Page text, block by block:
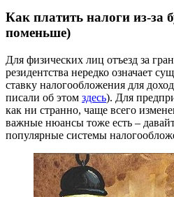
Как платить налоги из-за
поменьше)
Для физических лиц отъезд за
резидентства нередко означает
ставку налогообложения для
писали об этом здесь). Для
как ни странно, чаще всего
важные нюансы тоже есть –
популярные системы